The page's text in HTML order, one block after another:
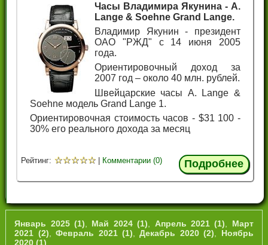
Часы Владимира Якунина - A.
Lange & Soehne Grand Lange.
Владимир Якунин - президент
ОАО "РЖД" с 14 июня 2005
года.
Ориентировочный доход за
2007 год – около 40 млн. рублей.
Швейцарские часы A. Lange &
Soehne модель Grand Lange 1.
Ориентировочная стоимость часов - $31 100 -
30% его реального дохода за месяц
Рейтинг: ☆☆☆☆☆ | Комментарии (0) Подробнее
Январь 2025 (1) Май 2024 (1) Апрель 2021 (1)
Март
2021 (2) ,Февраль 2021 (1) ,Декабрь 2020 (2)
Ноябрь
2020 (1)